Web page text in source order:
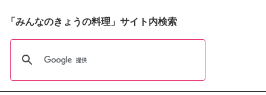
「みんなのきょうの料理」サイト内検索